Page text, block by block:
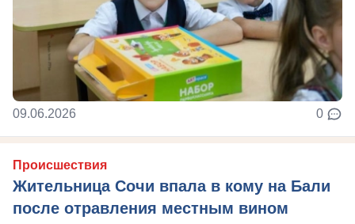
09.06.2026 0
Происшествия
Жительница Сочи впала в кому на Бали
после отравления местным вином